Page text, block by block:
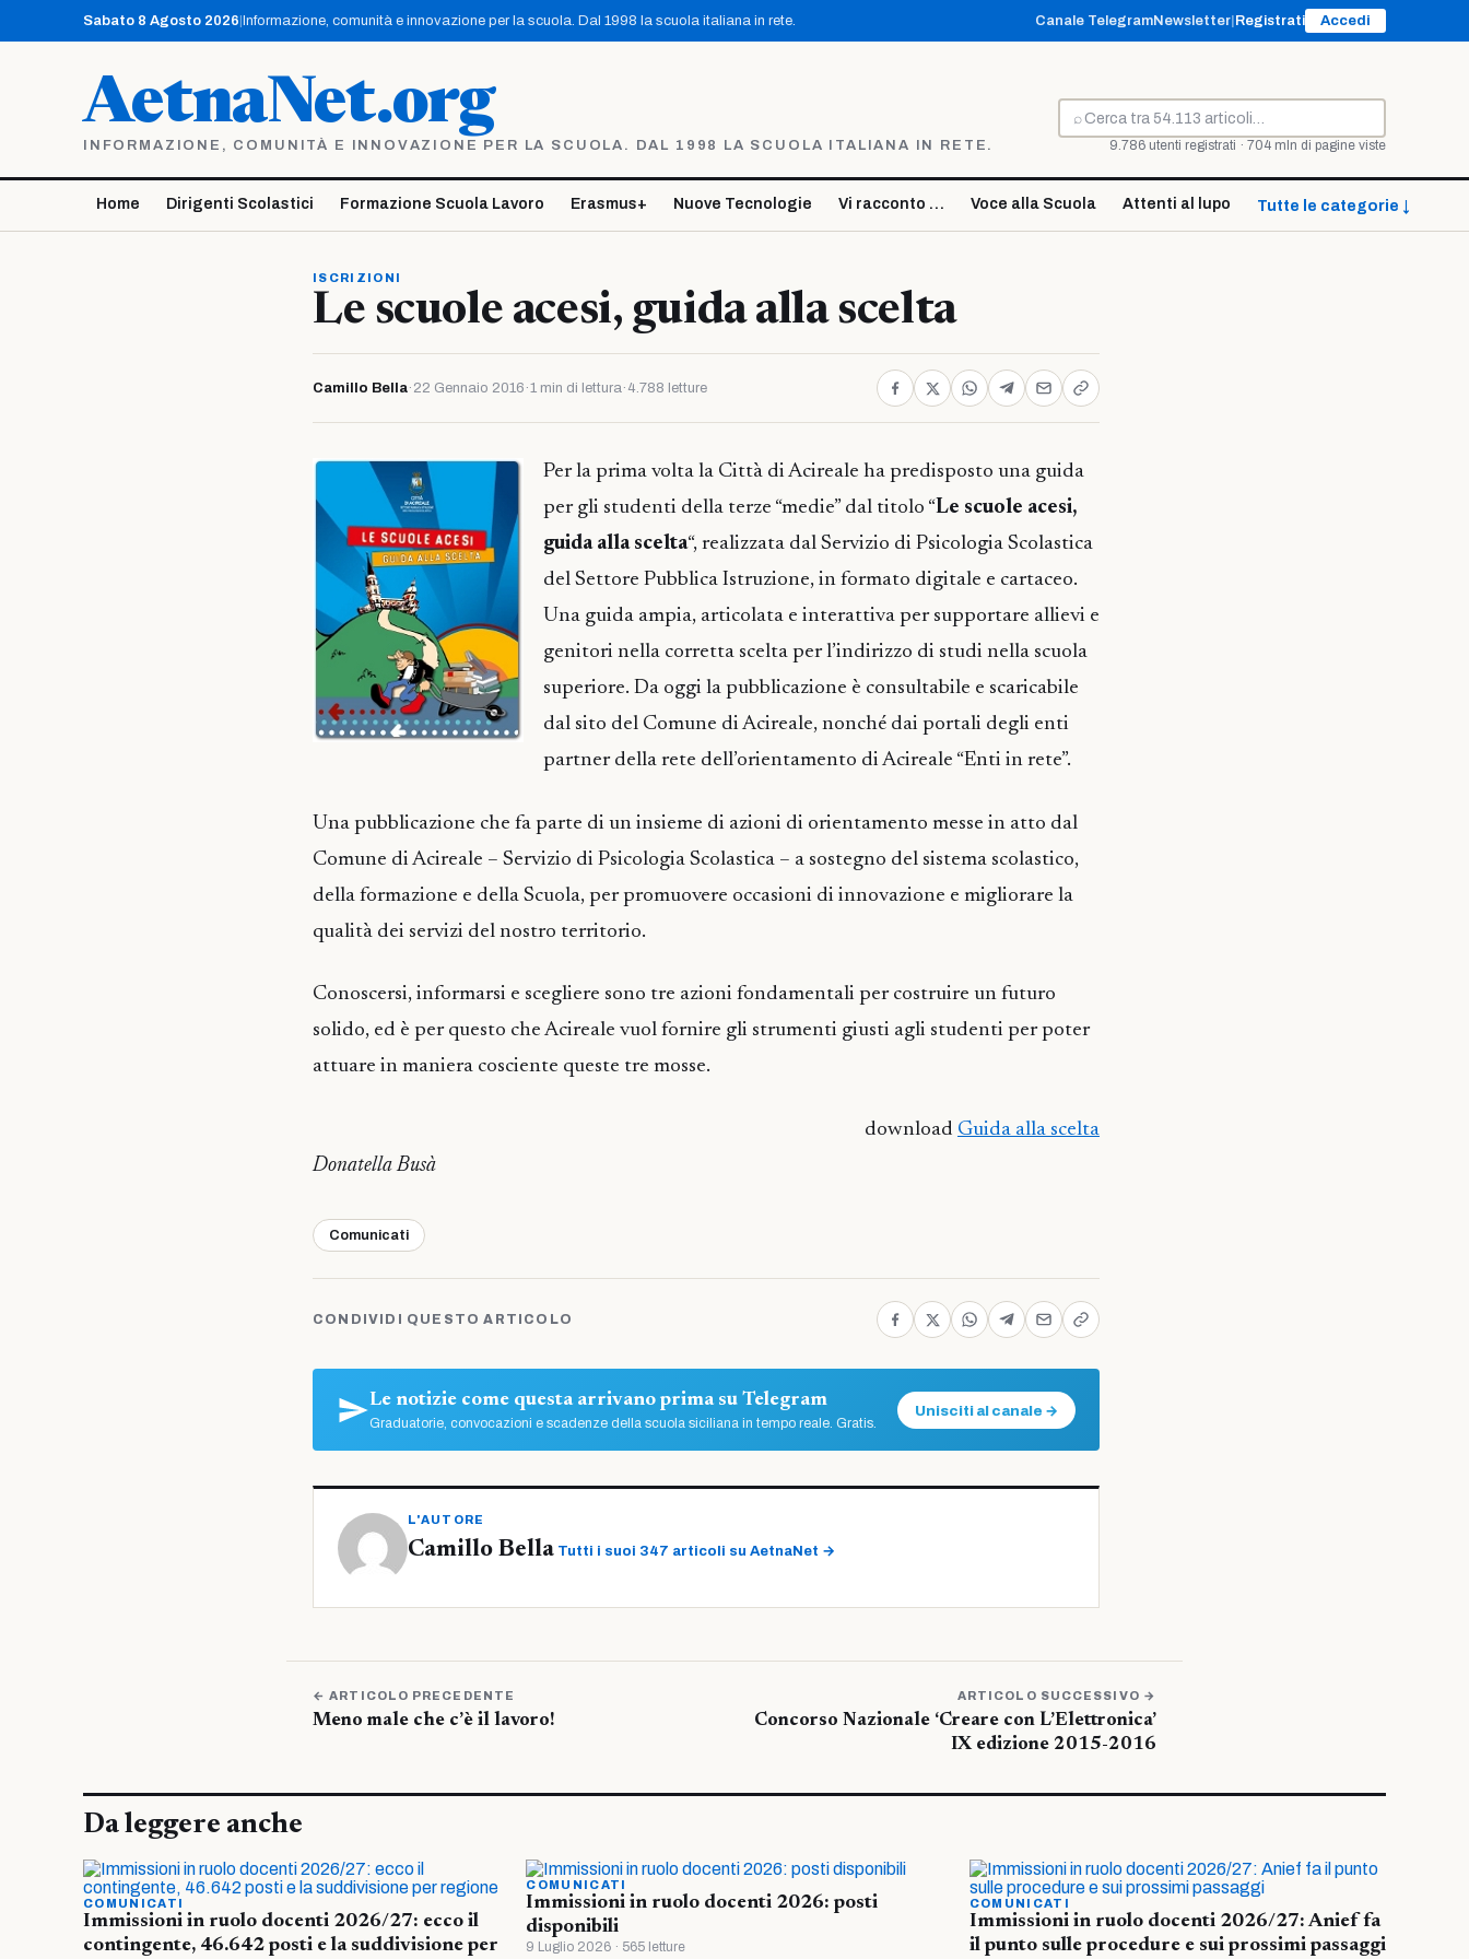
contenuto
Sabato 8 Agosto 2026 Informazione, comunità e innovazione per la scuola. Dal 1998 la scuola italiana in rete. Canale TelegramNewsletter Registrati Accedi
AetnaNet.org
INFORMAZIONE, COMUNITÀ E INNOVAZIONE PER LA SCUOLA. DAL 1998 LA SCUOLA ITALIANA IN RETE.
⌕
Cerca
9.786 utenti registrati · 704 mln di pagine viste
Home Dirigenti Scolastici Formazione Scuola Lavoro Erasmus+ Nuove Tecnologie Vi racconto … Voce alla Scuola Attenti al lupo Tutte le categorie ↓
ISCRIZIONI
Le scuole acesi, guida alla scelta
Camillo Bella· 22 Gennaio 2016 ·1 min di lettura· 4.788 letture
Per la prima volta la Città di Acireale ha predisposto una guida
per gli studenti della terze “medie” dal titolo “Le scuole acesi,
guida alla scelta“, realizzata dal Servizio di Psicologia Scolastica
del Settore Pubblica Istruzione, in formato digitale e cartaceo.
Una guida ampia, articolata e interattiva per supportare allievi e
genitori nella corretta scelta per l’indirizzo di studi nella scuola
superiore. Da oggi la pubblicazione è consultabile e scaricabile
dal sito del Comune di Acireale, nonché dai portali degli enti
partner della rete dell’orientamento di Acireale “Enti in rete”.
Una pubblicazione che fa parte di un insieme di azioni di orientamento messe in atto dal
Comune di Acireale – Servizio di Psicologia Scolastica – a sostegno del sistema scolastico,
della formazione e della Scuola, per promuovere occasioni di innovazione e migliorare la
qualità dei servizi del nostro territorio.
Conoscersi, informarsi e scegliere sono tre azioni fondamentali per costruire un futuro
solido, ed è per questo che Acireale vuol fornire gli strumenti giusti agli studenti per poter
attuare in maniera cosciente queste tre mosse.
download Guida alla scelta
Donatella Busà
Comunicati
CONDIVIDI QUESTO ARTICOLO
Le notizie come questa arrivano prima su Telegram
Graduatorie, convocazioni e scadenze della scuola siciliana in tempo reale. Gratis.
Unisciti al canale →
L'AUTORE
Camillo Bella Tutti i suoi 347 articoli su AetnaNet →
← ARTICOLO PRECEDENTE
Meno male che c’è il lavoro!
ARTICOLO SUCCESSIVO →
Concorso Nazionale ‘Creare con L’Elettronica’
IX edizione 2015-2016
Da leggere anche
COMUNICATI
Immissioni in ruolo docenti 2026/27: ecco il
contingente, 46.642 posti e la suddivisione per
COMUNICATI
Immissioni in ruolo docenti 2026: posti
disponibili
9 Luglio 2026 · 565 letture
COMUNICATI
Immissioni in ruolo docenti 2026/27: Anief fa
il punto sulle procedure e sui prossimi passaggi